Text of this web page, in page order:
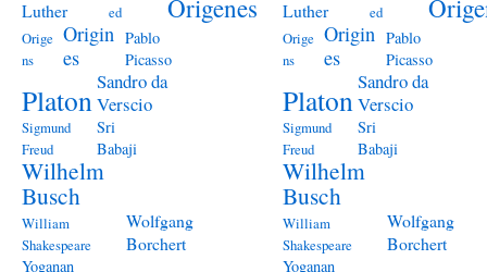
Luther
ed
Origenes
Orige
ns
Origin
es
Pablo
Picasso
Platon
Sandro da
Verscio
Sigmund
Freud
Sri
Babaji
Wilhelm
Busch
William
Shakespeare
Wolfgang
Borchert
Yoganan
Luther
ed
Orige
ns
Origin
es
Pablo
Picasso
Platon
Sandro da
Verscio
Sigmund
Freud
Sri
Babaji
Wilhelm
Busch
William
Shakespeare
Wolfgang
Borchert
Yoganan